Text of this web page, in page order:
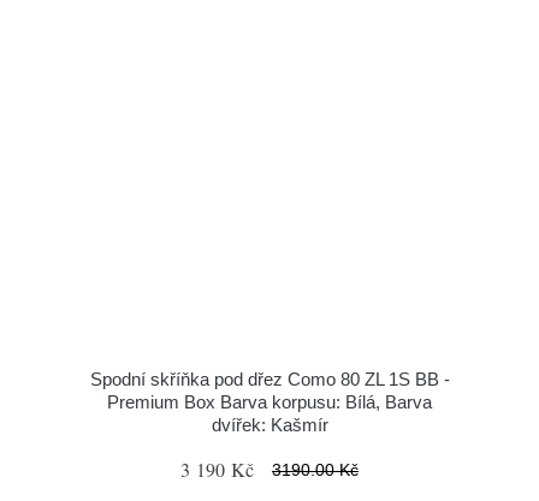
Spodní skříňka pod dřez Como 80 ZL 1S BB -
Premium Box Barva korpusu: Bílá, Barva
dvířek: Kašmír
3 190 Kč 3190.00 Kč